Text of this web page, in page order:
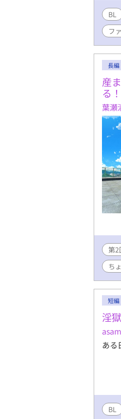
BL
フ
長編
産
る
葉瀬
第2
ち
短編
淫
ある
BL